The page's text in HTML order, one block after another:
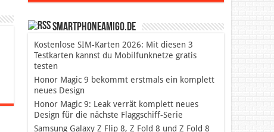
SmartphoneAmigo.de
Kostenlose SIM-Karten 2026: Mit diesen 3
Testkarten kannst du Mobilfunknetze gratis
testen
Honor Magic 9 bekommt erstmals ein komplett
neues Design
Honor Magic 9: Leak verrät komplett neues
Design für die nächste Flaggschiff-Serie
Samsung Galaxy Z Flip 8, Z Fold 8 und Z Fold 8